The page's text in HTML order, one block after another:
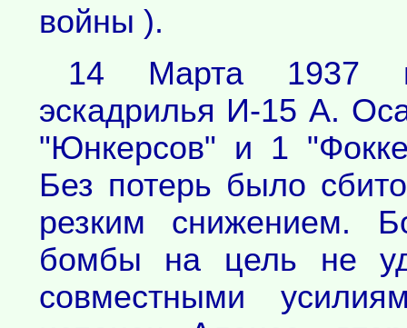
войны ).
14 Марта 1937
эскадрилья И-15 А.
"Юнкерсов" и 1
Без потерь было
резким снижением.
бомбы на цель не
совместными